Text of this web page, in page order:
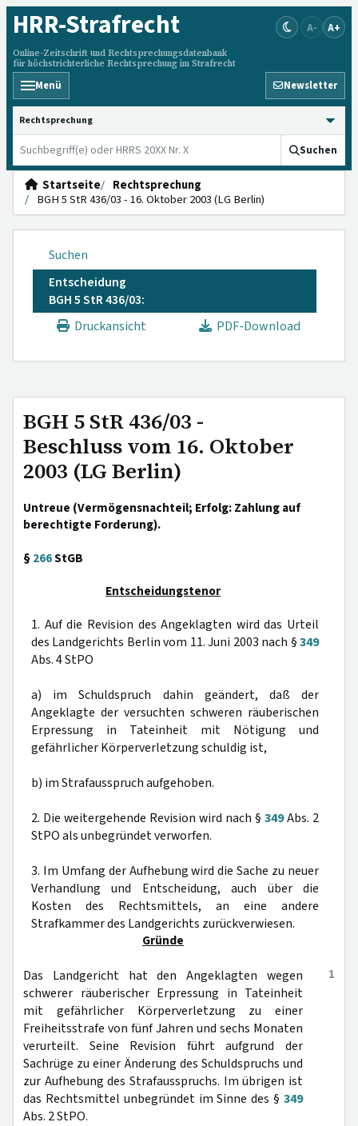
HRR-Strafrecht
Online-Zeitschrift und Rechtsprechungsdatenbank
für höchstrichterliche Rechtsprechung im Strafrecht
A- A+
Menü Newsletter
HRRS durchsuchen
Suchen
Startseite
Rechtsprechung
BGH 5 StR 436/03 - 16. Oktober 2003 (LG Berlin)
Suchen
Entscheidung
BGH 5 StR 436/03:
Druckansicht
PDF-Download
BGH 5 StR 436/03 -
Beschluss vom 16. Oktober
2003 (LG Berlin)
Untreue (Vermögensnachteil; Erfolg: Zahlung auf
berechtigte Forderung).
§266StGB
Entscheidungstenor
1. Auf die Revision des Angeklagten wird das Urteil
des Landgerichts Berlin vom 11. Juni 2003 nach §349
Abs. 4 StPO
a) im Schuldspruch dahin geändert, daß der
Angeklagte der versuchten schweren räuberischen
Erpressung in Tateinheit mit Nötigung und
gefährlicher Körperverletzung schuldig ist,
b) im Strafausspruch aufgehoben.
2. Die weitergehende Revision wird nach § 349Abs. 2
StPO als unbegründet verworfen.
3. Im Umfang der Aufhebung wird die Sache zu neuer
Verhandlung und Entscheidung, auch über die
Kosten des Rechtsmittels, an eine andere
Strafkammer des Landgerichts zurückverwiesen.
Gründe
1
Das Landgericht hat den Angeklagten wegen
schwerer räuberischer Erpressung in Tateinheit
mit gefährlicher Körperverletzung zu einer
Freiheitsstrafe von fünf Jahren und sechs Monaten
verurteilt. Seine Revision führt aufgrund der
Sachrüge zu einer Änderung des Schuldspruchs und
zur Aufhebung des Strafausspruchs. Im übrigen ist
das Rechtsmittel unbegründet im Sinne des § 349
Abs. 2 StPO.